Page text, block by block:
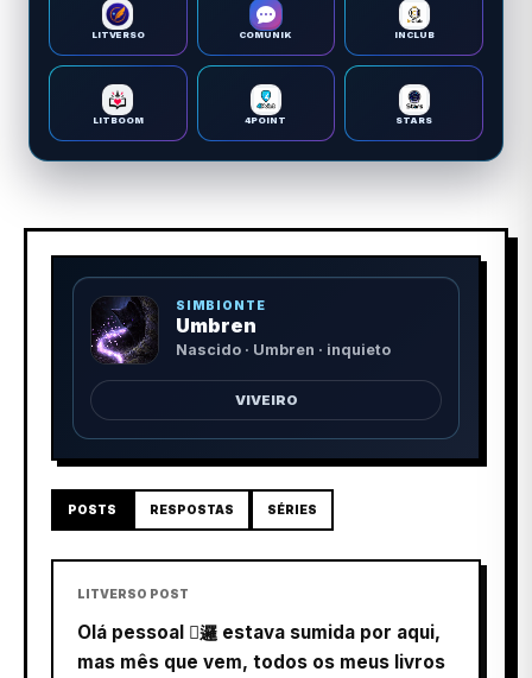
LITVERSO COMUNIK INCLUB
LITBOOM 4POINT STARS
SIMBIONTE
Umbren
Nascido · Umbren · inquieto
VIVEIRO
POSTS RESPOSTAS SÉRIES
LITVERSO POST
Olá pessoal 邏 estava sumida por aqui,
mas mês que vem, todos os meus livros